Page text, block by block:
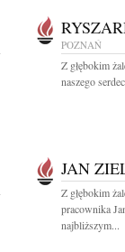
POZNAŃ
Z głębokim
naszego
JAN
Z głębokim
pracownika
najbliższym...